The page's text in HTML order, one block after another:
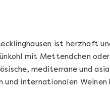
ist herzhaft
mit Mettendchen
mediterrane und
und internationalen